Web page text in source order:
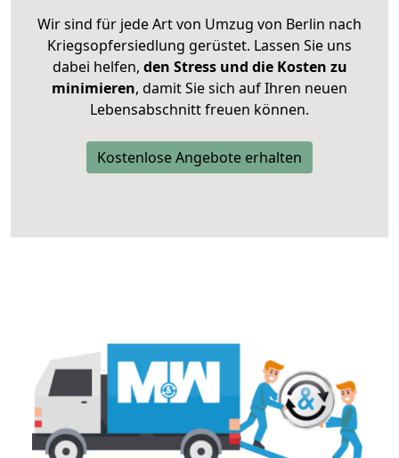
Wir sind für jede Art von Umzug von Berlin nach
Kriegsopfersiedlung gerüstet. Lassen Sie uns
dabei helfen, den Stress und die Kosten zu
minimieren, damit Sie sich auf Ihren neuen
Lebensabschnitt freuen können.
Kostenlose Angebote erhalten